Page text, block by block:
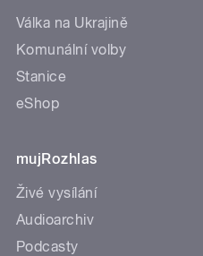
Válka na Ukrajině
Komunální volby
Stanice
eShop
mujRozhlas
Živé vysílání
Audioarchiv
Podcasty